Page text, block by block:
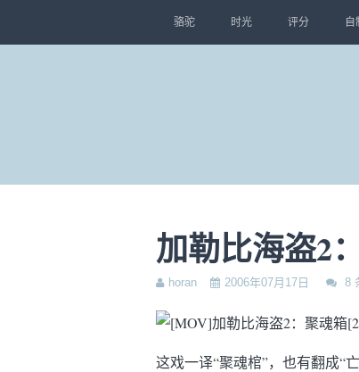
骆驼 时光 评分 自
加勒比海盗2
horan 2006年07月17日 8
这戏一译“聚魂棺”，也有翻成“